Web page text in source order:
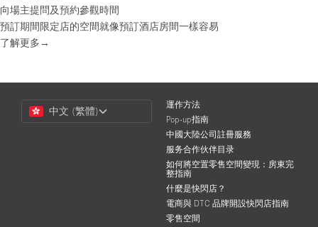
向場主提問及預約參觀時間
預訂期間限定店的空間就像預訂酒店房間一樣容易
了解更多→
Choose
Language
中文 (繁體)
運作方法
Pop-up指南
中國大陸公司註冊服務
服务合作伙伴目录
如何將空置零售空間變現：房東完
整指南
什麼是快閃店？
電商與 DTC 品牌開設快閃店指南
零售空間